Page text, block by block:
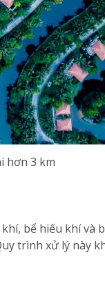
hơn 3 km
bể hiếu khí và
trình xử lý này